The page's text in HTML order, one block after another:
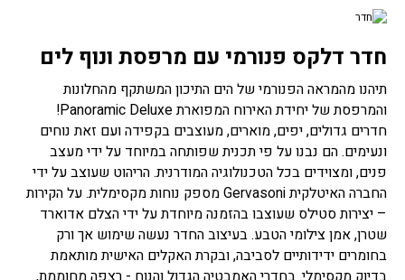
חדר דלקס פנורמי עם מרפסת ונוף לים
תיהנו מהמראה הפנורמי של הים התיכון המשתקף מהחלונות
והמרפסת של יחידת האירוח המפוארת Panoramic Deluxe!
חדרים גדולים, יפים, מוארים, מעוצבים בקפידה ועם זאת נוחים
ונעימים. הם נבנו על פי תכנית שפותחה במיוחד על ידי מעצב
פנים, ומצוידים בכל הטכנולוגיה המודרנית. הריהוט שעוצב על ידי
החברה האיטלקית Gervasoni מספק נוחות מקסימלית. על הקירות
– יצירות סטילס שעוצבו בהזמנה מיוחדת על ידי הצלם אדוארד
שטרן, אמן צילומי הטבע. בעיצוב החדר נעשה שימוש אך ורק
בחומרים ידידותיים לסביבה, ובקרת האקלים האישית מותאמת